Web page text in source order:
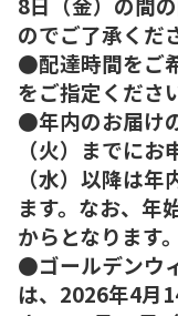
のでご了承くだ
●配達時間をご
をご指定くださ
●年内のお届け
（火）までに
（水）以降は
ます。なお、年
からとなります。
●ゴールデンウ
は、2026年4月